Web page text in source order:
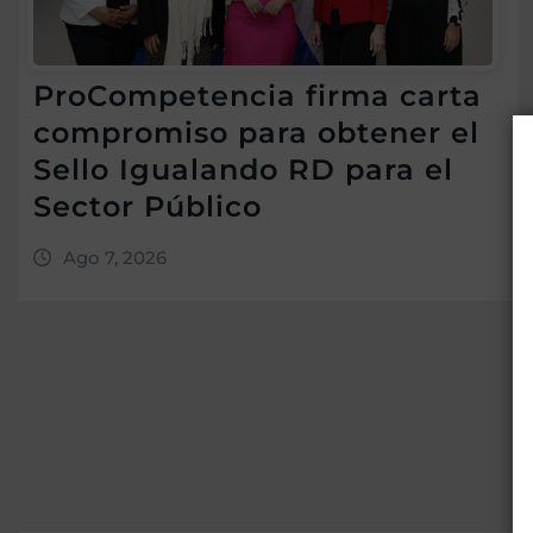
ProCompetencia firma carta
compromiso para obtener el
Sello Igualando RD para el
Sector Público
Ago 7, 2026